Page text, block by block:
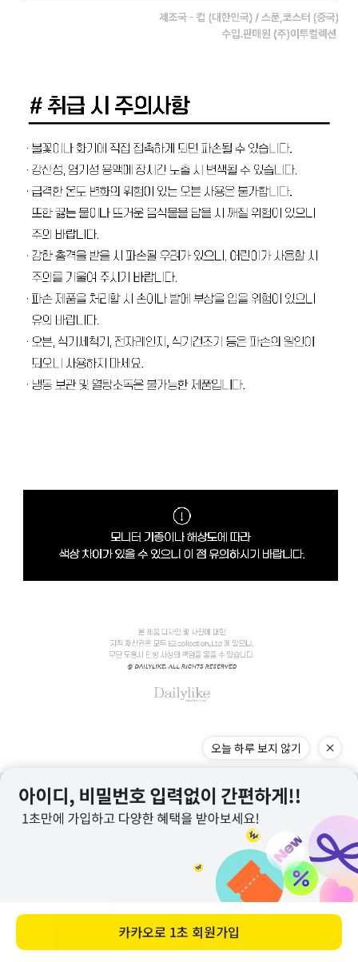
바로 구매하기오늘 하루 보지 않기